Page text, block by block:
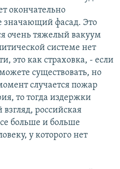
окончательно
значающий фасад. Это
очень тяжелый вакуум
системе нет
это как страховка, - если
существовать, но
случается пожар
то тогда издержки
российская
больше и больше
у которого нет